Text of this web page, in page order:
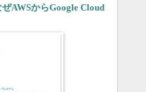
AWSからGoogle Cloud